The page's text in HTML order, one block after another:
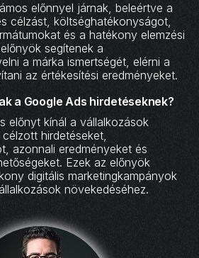
előnnyel járnak, beleértve a
célzást, költséghatékonyságot,
és a hatékony elemzési
segítenek a
a márka ismertségét, elérni a
az értékesítési eredményeket.
a Google Ads hirdetéseknek?
előnyt kínál a vállalkozások
hirdetéseket,
azonnali eredményeket és
Ezek az előnyök
digitális marketingkampányok
növekedéséhez.